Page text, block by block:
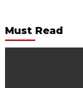
Must Read